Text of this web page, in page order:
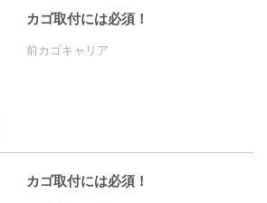
カゴ取付には必須！
前カゴキャリア
カゴ取付には必須！